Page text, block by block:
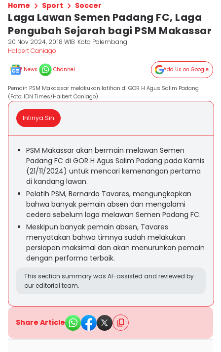
Home Sport Soccer
Laga Lawan Semen Padang FC, Laga
Pengubah Sejarah bagi PSM Makassar
20 Nov 2024, 20:18 WIB Kota Palembang
Halbert Caniago
News Channel Add Us on Google
Pemain PSM Makassar melakukan latihan di GOR H Agus Salim Padang
(Foto: IDN Times/Halbert Caniago)
Intinya Sih
PSM Makassar akan bermain melawan Semen
Padang FC di GOR H Agus Salim Padang pada Kamis
(21/11/2024) untuk mencari kemenangan pertama
di kandang lawan.
Pelatih PSM, Bernardo Tavares, mengungkapkan
bahwa banyak pemain absen dan mengalami
cedera sebelum laga melawan Semen Padang FC.
Meskipun banyak pemain absen, Tavares
menyatakan bahwa timnya sudah melakukan
persiapan maksimal dan akan menurunkan pemain
dengan performa terbaik.
This section summary was AI-assisted and reviewed by
our editorial team.
Share Article